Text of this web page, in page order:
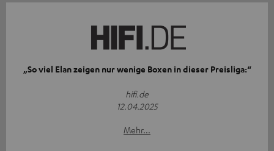
„So viel Elan zeigen nur wenige Boxen in dieser Preisliga:“
hifi.de
12.04.2025
Mehr...